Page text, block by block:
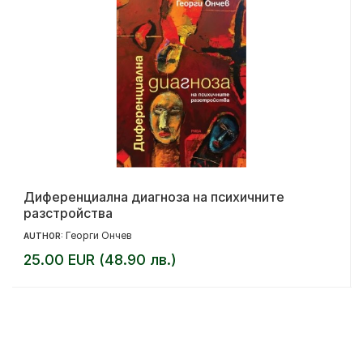
Диференциална диагноза на психичните
разстройства
AUTHOR: Георги Ончев
25.00 EUR (48.90 лв.)